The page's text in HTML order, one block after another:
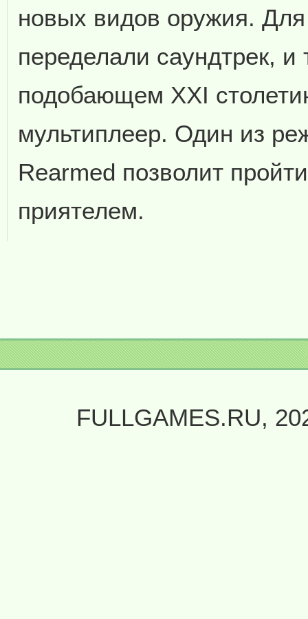
новых видов оружия. Для
переделали саундтрек, и
подобающем XXI
мультиплеер. Один из
Rearmed позволит
приятелем.
FULLGAMES.RU,